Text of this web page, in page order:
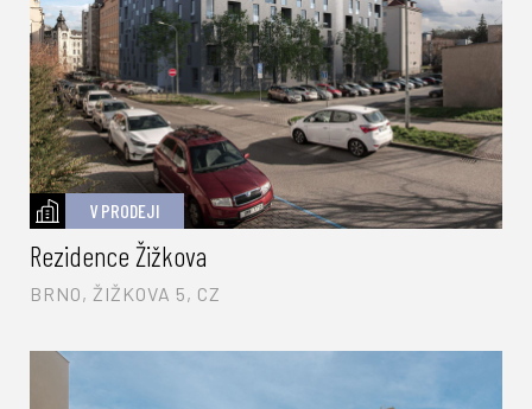
V PRODEJI
Rezidence Žižkova
BRNO, ŽIŽKOVA 5, CZ